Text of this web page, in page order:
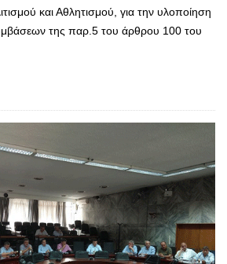
και Αθλητισμού, για την υλοποίηση
της παρ.5 του άρθρου 100 του